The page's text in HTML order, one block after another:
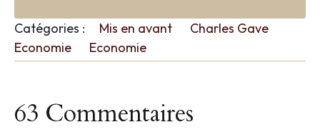
Catégories : Mis en avant
Charles Gave
Economie
Economie
63 Commentaires